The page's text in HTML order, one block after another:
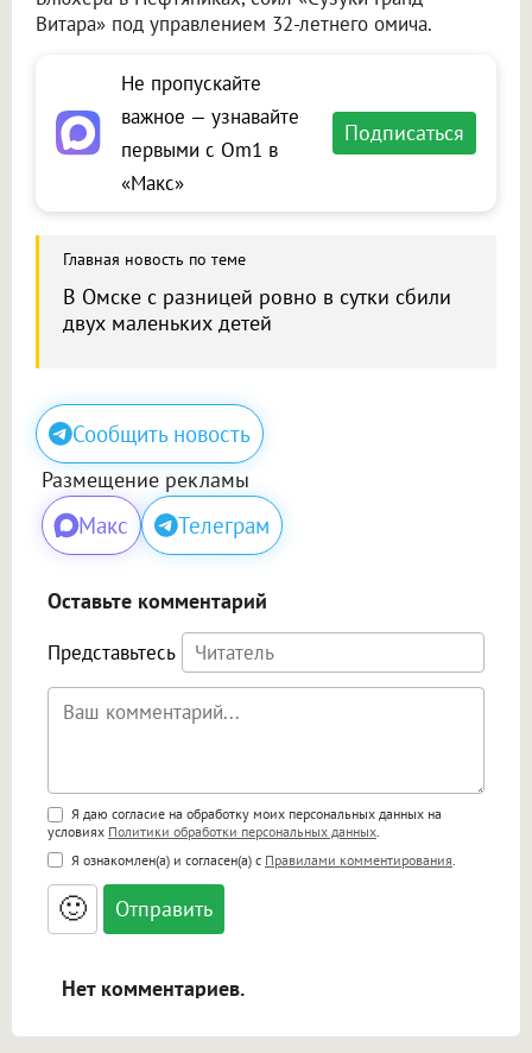
Витара» под управлением 32-летнего омича.
Не пропускайте
важное — узнавайте
первыми с Om1 в
«Макс»
Подписаться
Главная новость по теме
В Омске с разницей ровно в сутки сбили
двух маленьких детей
Сообщить новость
Размещение рекламы
Макс Телеграм
Оставьте комментарий
Представьтесь
Поддержка HTML
<b>, <strong>, <u>, <i>, <em>, <s>, <big>,
<small>, <sup>, <sub>, <pre>, <ul>, <ol>, <li>,
<blockquote>, <code> экранирует HTML,
адреса URL автоматически становятся
ссылками, и [img]адрес[/img] будет
Я даю согласие на обработку моих персональных данных на
условиях Политики обработки персональных данных
Я ознакомлен(а) и согласен(а) с Правилами комментирования
🙂
Нет комментариев.